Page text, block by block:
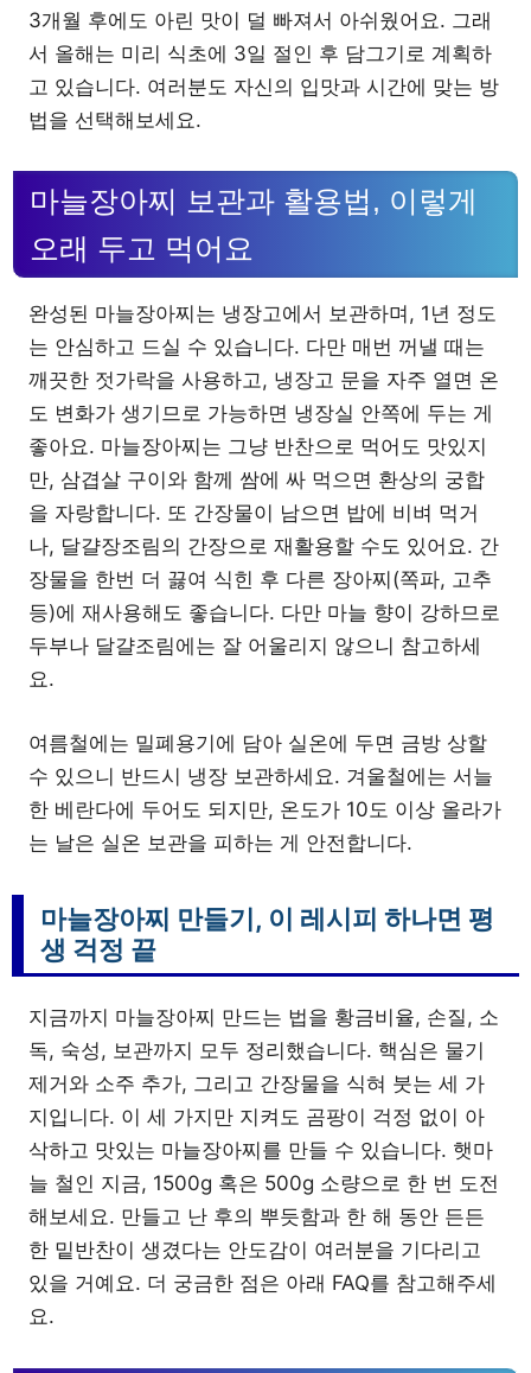
3개월 후에도 아린 맛이 덜 빠져서 아쉬웠어요. 그래
서 올해는 미리 식초에 3일 절인 후 담그기로 계획하
고 있습니다. 여러분도 자신의 입맛과 시간에 맞는 방
법을 선택해보세요.
마늘장아찌 보관과 활용법, 이렇게
오래 두고 먹어요
완성된 마늘장아찌는 냉장고에서 보관하며, 1년 정도
는 안심하고 드실 수 있습니다. 다만 매번 꺼낼 때는
깨끗한 젓가락을 사용하고, 냉장고 문을 자주 열면 온
도 변화가 생기므로 가능하면 냉장실 안쪽에 두는 게
좋아요. 마늘장아찌는 그냥 반찬으로 먹어도 맛있지
만, 삼겹살 구이와 함께 쌈에 싸 먹으면 환상의 궁합
을 자랑합니다. 또 간장물이 남으면 밥에 비벼 먹거
나, 달걀장조림의 간장으로 재활용할 수도 있어요. 간
장물을 한번 더 끓여 식힌 후 다른 장아찌(쪽파, 고추
등)에 재사용해도 좋습니다. 다만 마늘 향이 강하므로
두부나 달걀조림에는 잘 어울리지 않으니 참고하세
요.
여름철에는 밀폐용기에 담아 실온에 두면 금방 상할
수 있으니 반드시 냉장 보관하세요. 겨울철에는 서늘
한 베란다에 두어도 되지만, 온도가 10도 이상 올라가
는 날은 실온 보관을 피하는 게 안전합니다.
마늘장아찌 만들기, 이 레시피 하나면 평
생 걱정 끝
지금까지 마늘장아찌 만드는 법을 황금비율, 손질, 소
독, 숙성, 보관까지 모두 정리했습니다. 핵심은 물기
제거와 소주 추가, 그리고 간장물을 식혀 붓는 세 가
지입니다. 이 세 가지만 지켜도 곰팡이 걱정 없이 아
삭하고 맛있는 마늘장아찌를 만들 수 있습니다. 햇마
늘 철인 지금, 1500g 혹은 500g 소량으로 한 번 도전
해보세요. 만들고 난 후의 뿌듯함과 한 해 동안 든든
한 밑반찬이 생겼다는 안도감이 여러분을 기다리고
있을 거예요. 더 궁금한 점은 아래 FAQ를 참고해주세
요.